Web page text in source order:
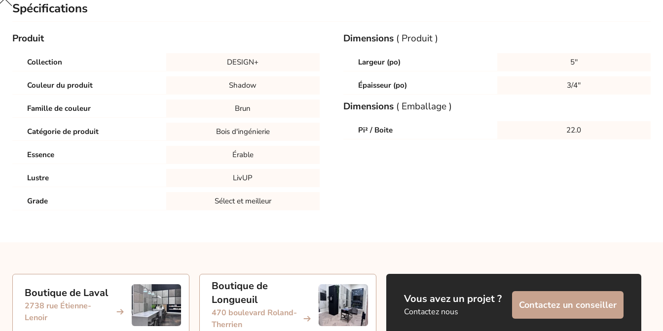
Spécifications
Produit
Collection DESIGN+
Couleur du produit Shadow
Famille de couleur Brun
Catégorie de produit Bois d'ingénierie
Essence Érable
Lustre LivUP
Grade Sélect et meilleur
Dimensions ( Produit )
Largeur (po) 5''
Épaisseur (po) 3/4''
Dimensions ( Emballage )
Pi² / Boite 22.0
Boutique de Laval
2738 rue Étienne-
Lenoir
Boutique de
Longueuil
470 boulevard Roland-
Therrien
Vous avez un projet ?
Contactez nous
Contactez un conseiller